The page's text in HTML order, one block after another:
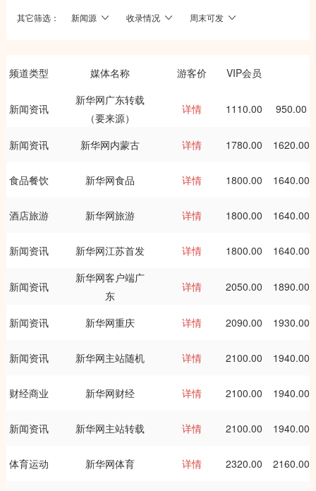
其它筛选： 新闻源 收录情况 周末可发
频道类型 媒体名称 游客价 VIP会员
新闻资讯
新华网广东转载
（要来源）
详情 1110.00 950.00
新闻资讯 新华网内蒙古 详情 1780.00 1620.00
食品餐饮 新华网食品 详情 1800.00 1640.00
酒店旅游 新华网旅游 详情 1800.00 1640.00
新闻资讯 新华网江苏首发 详情 1800.00 1640.00
新闻资讯
新华网客户端广
东
详情 2050.00 1890.00
新闻资讯 新华网重庆 详情 2090.00 1930.00
新闻资讯 新华网主站随机 详情 2100.00 1940.00
财经商业 新华网财经 详情 2100.00 1940.00
新闻资讯 新华网主站转载 详情 2100.00 1940.00
体育运动 新华网体育 详情 2320.00 2160.00